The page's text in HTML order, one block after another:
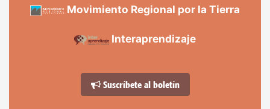
Movimiento Regional por la Tierra
Interaprendizaje
Suscríbete al boletín